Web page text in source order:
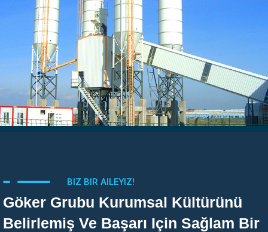
BIZ BIR AILEYIZ!
Göker Grubu Kurumsal Kültürünü
Belirlemiş Ve Başarı Için Sağlam Bir